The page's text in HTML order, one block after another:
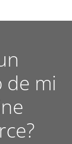
de mi